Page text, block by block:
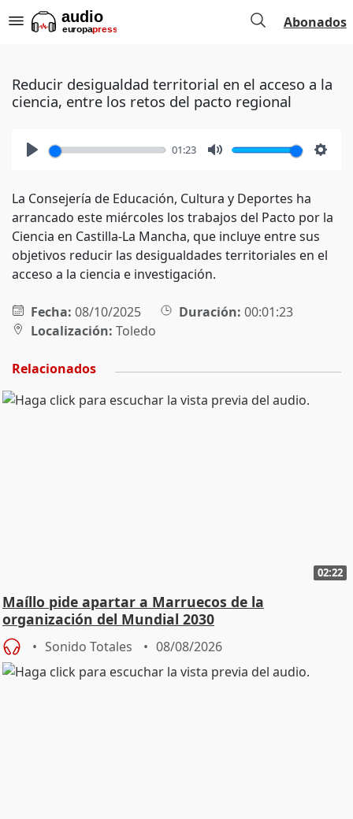
Abonados
Reducir desigualdad territorial en el acceso a la
ciencia, entre los retos del pacto regional
01:23
La Consejería de Educación, Cultura y Deportes ha
arrancado este miércoles los trabajos del Pacto por la
Ciencia en Castilla-La Mancha, que incluye entre sus
objetivos reducir las desigualdades territoriales en el
acceso a la ciencia e investigación.
Fecha: 08/10/2025 Duración: 00:01:23
Localización: Toledo
Relacionados
02:22
Maíllo pide apartar a Marruecos de la
organización del Mundial 2030
Sonido Totales 08/08/2026